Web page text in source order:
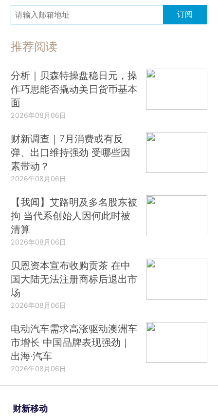
订阅
推荐阅读
分析｜贝森特操盘稳日元，操
作巧思能否撬动美日货币基本
面
2026年08月06日
财新调查｜7月消费或有反
弹、出口维持强劲 受哪些因
素带动？
2026年08月06日
【我闻】艾路明及多名股东被
拘 当代系创始人因何此时被
清算
2026年08月06日
贝恩资本宣布收购贡茶 在中
国大陆无法注册商标后退出市
场
2026年08月06日
电动汽车需求高涨驱动澳洲车
市增长 中国品牌表现强劲｜
出海·汽车
2026年08月06日
财新移动